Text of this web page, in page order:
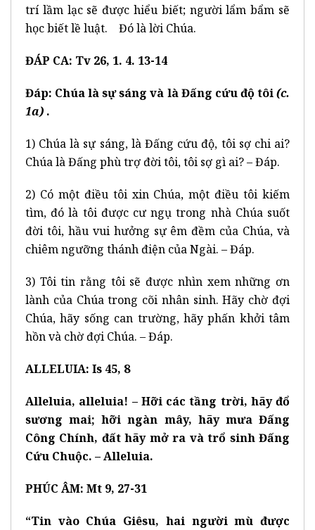
trí lầm lạc sẽ được hiểu biết; người lẩm bẩm sẽ
học biết lề luật. Đó là lời Chúa.
ĐÁP CA: Tv 26, 1. 4. 13-14
Đáp: Chúa là sự sáng và là Đấng cứu độ tôi(c.
1a) .
1) Chúa là sự sáng, là Đấng cứu độ, tôi sợ chi ai?
Chúa là Đấng phù trợ đời tôi, tôi sợ gì ai? – Đáp.
2) Có một điều tôi xin Chúa, một điều tôi kiếm
tìm, đó là tôi được cư ngụ trong nhà Chúa suốt
đời tôi, hầu vui hưởng sự êm đềm của Chúa, và
chiêm ngưỡng thánh điện của Ngài. – Đáp.
3) Tôi tin rằng tôi sẽ được nhìn xem những ơn
lành của Chúa trong cõi nhân sinh. Hãy chờ đợi
Chúa, hãy sống can trường, hãy phấn khởi tâm
hồn và chờ đợi Chúa. – Đáp.
ALLELUIA: Is 45, 8
Alleluia, alleluia! – Hỡi các tầng trời, hãy đổ
sương mai; hỡi ngàn mây, hãy mưa Đấng
Công Chính, đất hãy mở ra và trổ sinh Đấng
Cứu Chuộc. – Alleluia.
PHÚC ÂM: Mt 9, 27-31
“Tin vào Chúa Giêsu, hai người mù được